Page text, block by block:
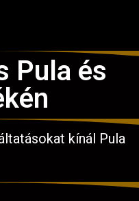
Pula és
kínál Pula